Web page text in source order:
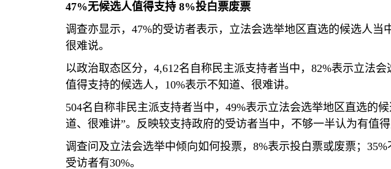
47%无候选人值得支持 8%投白票废票
调查亦显示， 47%的受访者表示，立法会选举地区直选的候选人当
很难说。
以政治取态区分， 4,612名自称民主派支持者当中， 82%表示立法会
值得支持的候选人， 10%表示不知道、很难讲。
504名自称非民主派支持者当中， 49%表示立法会选举地区直选的候
道、很难讲”。反映较支持政府的受访者当中，不够一半认为有值
调查问及立法会选举中倾向如何投票， 8%表示投白票或废票； 35%
受访者有30%。